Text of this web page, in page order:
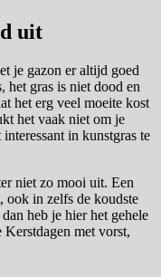
uit
je gazon er altijd goed
het gras is niet dood en
het erg veel moeite kost
het vaak niet om je
in kunstgras te
niet zo mooi uit. Een
ook in zelfs de koudste
heb je hier het gehele
met vorst,